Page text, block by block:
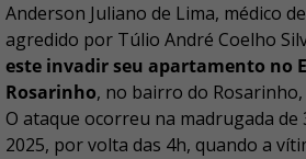
Anderson Juliano de Lima, médico
agredido por Túlio André Coelho
este invadir seu apartamento no
Rosarinho, no bairro do
O ataque ocorreu na madrugada de
2025, por volta das 4h, quando a